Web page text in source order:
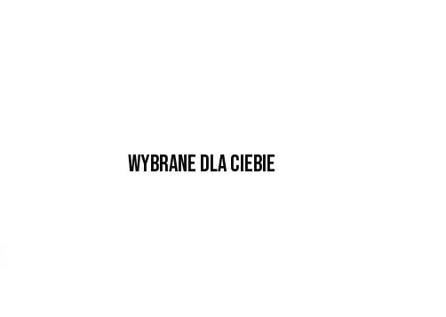
Wybrane dla Ciebie